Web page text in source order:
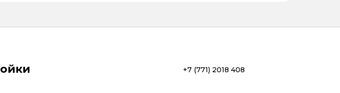
+7 (771) 2018 408